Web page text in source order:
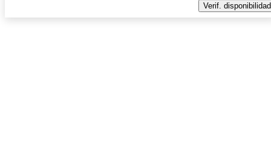
Verif. disponibilidad